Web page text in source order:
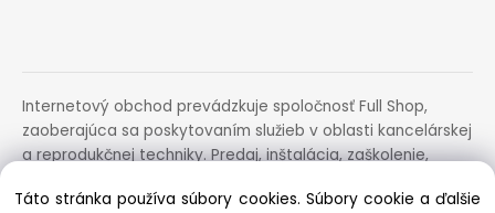
Internetový obchod prevádzkuje spoločnosť Full Shop,
zaoberajúca sa poskytovaním služieb v oblasti kancelárskej
a reprodukčnej techniky. Predaj, inštalácia, zaškolenie,
zariadení.
Táto stránka používa súbory cookies. Súbory cookie a ďalšie